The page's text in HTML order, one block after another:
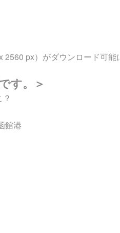
px）がダウンロード可能
す。＞
館港